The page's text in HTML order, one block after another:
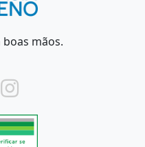
boas mãos.